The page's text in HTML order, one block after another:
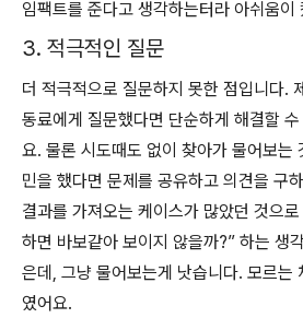
임팩트를 준다고 생각하는터라 아쉬움이
3. 적극적인 질문
더 적극적으로 질문하지 못한 점입니다.
동료에게 질문했다면 단순하게 해결할
요. 물론 시도때도 없이 찾아가 물어보는
민을 했다면 문제를 공유하고 의견을 구
결과를 가져오는 케이스가 많았던 것으
하면 바보같아 보이지 않을까?” 하는 생
은데, 그냥 물어보는게 낫습니다. 모르는
였어요.